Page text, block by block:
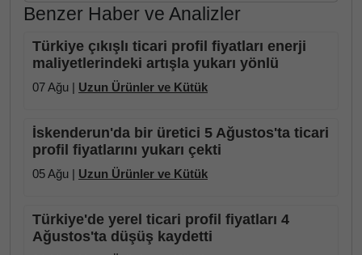
Benzer Haber ve Analizler
Türkiye çıkışlı ticari profil fiyatları enerji
maliyetlerindeki artışla yukarı yönlü
07 Ağu | Uzun Ürünler ve Kütük
İskenderun'da bir üretici 5 Ağustos'ta ticari
profil fiyatlarını yukarı çekti
05 Ağu | Uzun Ürünler ve Kütük
Türkiye'de yerel ticari profil fiyatları 4
Ağustos'ta düşüş kaydetti